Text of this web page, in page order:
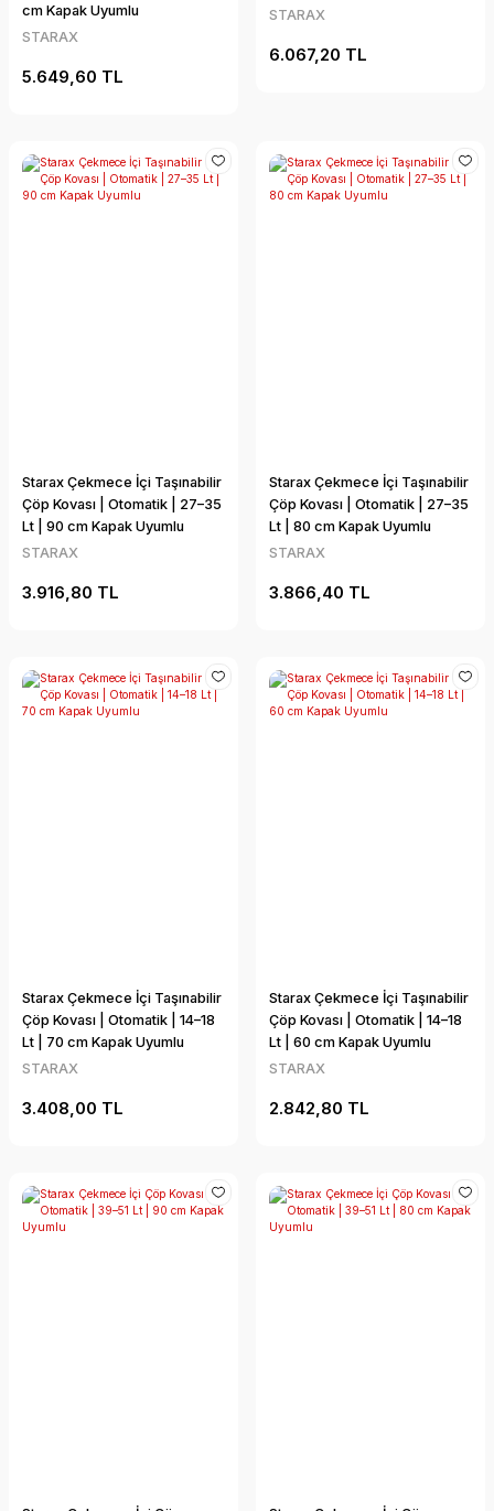
cm Kapak Uyumlu
STARAX
5.649,60 TL
STARAX
6.067,20 TL
Starax Çekmece İçi Taşınabilir
Çöp Kovası | Otomatik | 27–35
Lt | 90 cm Kapak Uyumlu
STARAX
3.916,80 TL
Starax Çekmece İçi Taşınabilir
Çöp Kovası | Otomatik | 27–35
Lt | 80 cm Kapak Uyumlu
STARAX
3.866,40 TL
Starax Çekmece İçi Taşınabilir
Çöp Kovası | Otomatik | 14–18
Lt | 70 cm Kapak Uyumlu
STARAX
3.408,00 TL
Starax Çekmece İçi Taşınabilir
Çöp Kovası | Otomatik | 14–18
Lt | 60 cm Kapak Uyumlu
STARAX
2.842,80 TL